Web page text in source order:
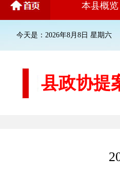
本县概览
今天是：2026年8月8日 星期六
县政协提